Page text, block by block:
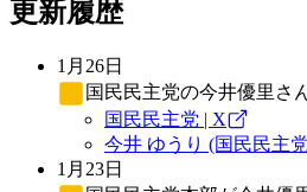
更新履歴
1月26日
国民民主党の今井優里さ
国民民主党 | X
今井 ゆうり (国民民主
1月23日